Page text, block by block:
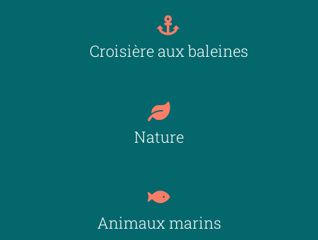
Croisière aux baleines
Nature
Animaux marins